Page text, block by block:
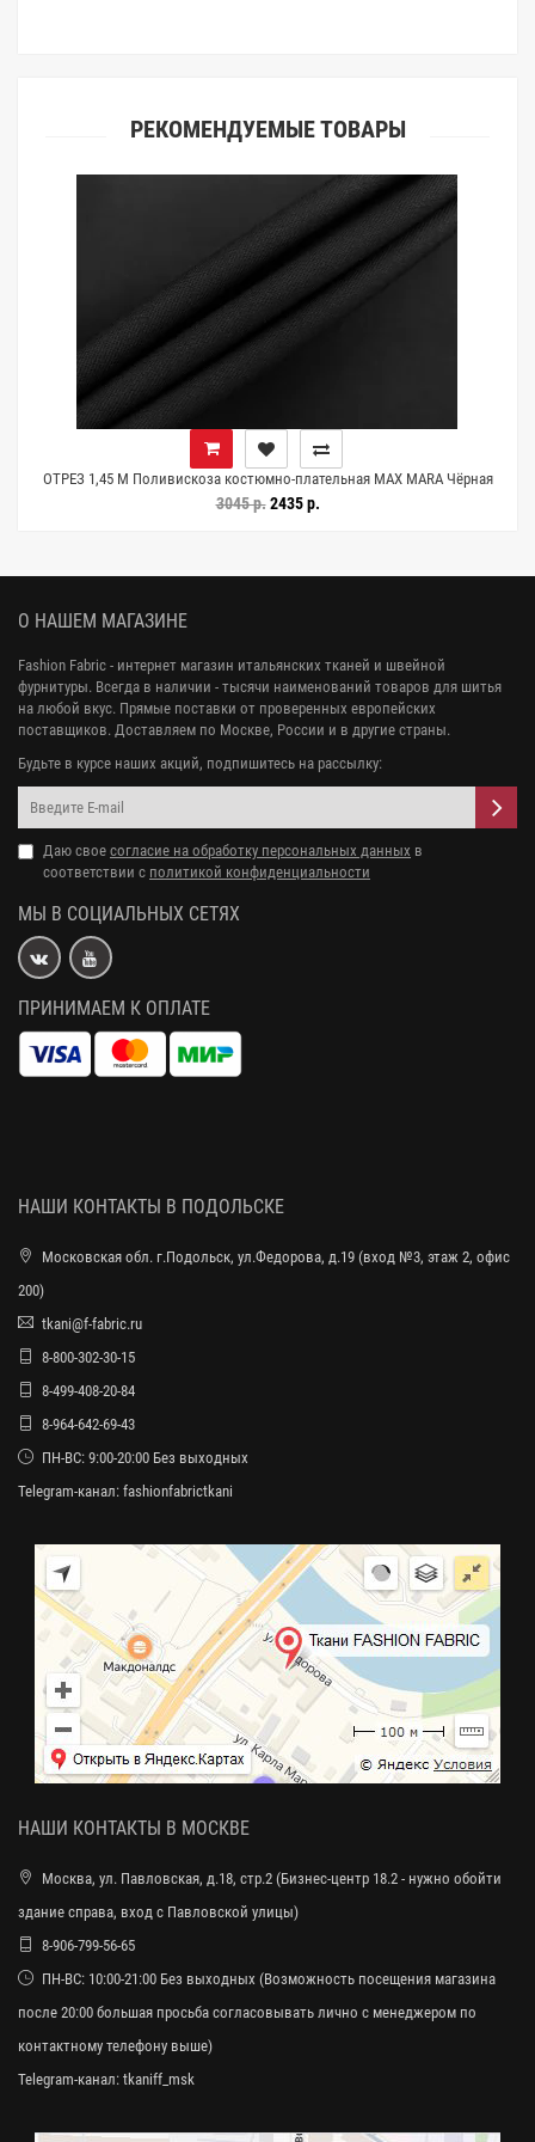
РЕКОМЕНДУЕМЫЕ ТОВАРЫ
ОТРЕЗ 1,45 М Поливискоза костюмно-плательная MAX MARA Чёрная
MM (25) 1102549-8
3045 р.2435 р.
О НАШЕМ МАГАЗИНЕ
Fashion Fabric - интернет магазин итальянских тканей и швейной
фурнитуры. Всегда в наличии - тысячи наименований товаров для шитья
на любой вкус. Прямые поставки от проверенных европейских
поставщиков. Доставляем по Москве, России и в другие страны.
Будьте в курсе наших акций, подпишитесь на рассылку:
Даю свое согласие на обработку персональных данных в
соответствии с политикой конфиденциальности
МЫ В СОЦИАЛЬНЫХ СЕТЯХ
ПРИНИМАЕМ К ОПЛАТЕ
НАШИ КОНТАКТЫ В ПОДОЛЬСКЕ
Московская обл. г.Подольск, ул.Федорова, д.19 (вход №3, этаж 2, офис
200)
tkani@f-fabric.ru
8-800-302-30-15
8-499-408-20-84
8-964-642-69-43
ПН-ВС: 9:00-20:00 Без выходных
Telegram-канал: fashionfabrictkani
НАШИ КОНТАКТЫ В МОСКВЕ
Москва, ул. Павловская, д.18, стр.2 (Бизнес-центр 18.2 - нужно обойти
здание справа, вход с Павловской улицы)
8-906-799-56-65
ПН-ВС: 10:00-21:00 Без выходных (Возможность посещения магазина
после 20:00 большая просьба согласовывать лично с менеджером по
контактному телефону выше)
Telegram-канал: tkaniff_msk